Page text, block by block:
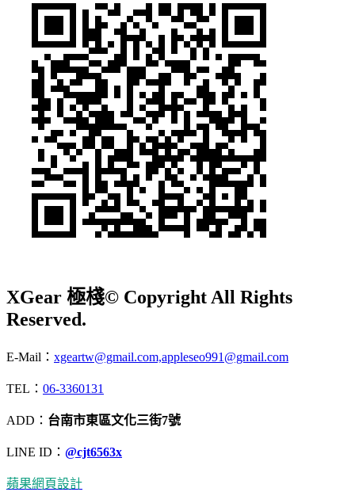
XGear 極棧© Copyright All Rights
Reserved.
E-Mail： xgeartw@gmail.com,appleseo991@gmail.com
TEL： 06-3360131
ADD： 台南市東區文化三街7號
LINE ID： @cjt6563x
蘋果網頁設計